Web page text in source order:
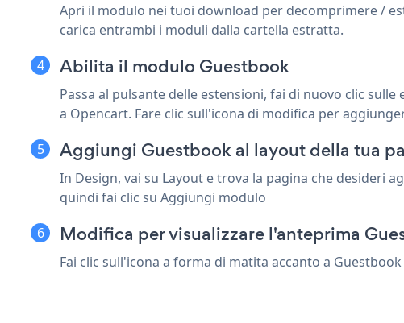
Apri il modulo nei tuoi download per decomprimere /
carica entrambi i moduli dalla cartella estratta.
Abilita il modulo Guestbook
Passa al pulsante delle estensioni, fai di nuovo clic
a Opencart. Fare clic sull'icona di modifica per
Aggiungi Guestbook al layout della tua
In Design, vai su Layout e trova la pagina che desideri
quindi fai clic su Aggiungi modulo
Modifica per visualizzare l'anteprima
Fai clic sull'icona a forma di matita accanto a